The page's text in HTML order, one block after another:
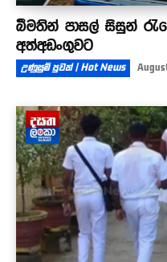
බීමතින් පාසල් සිසුන්
අත්අඩංගුවට
උණුසුම් පුවත් | Hot News